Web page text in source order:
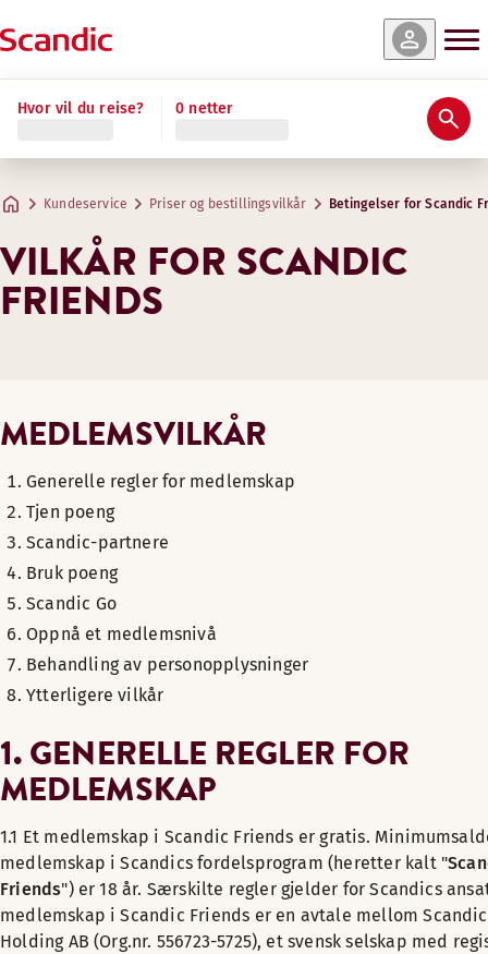
Hvor vil du reise? 0 netter
Kundeservice Priser og bestillingsvilkår Betingelser for Scandic
VILKÅR FOR SCANDIC
FRIENDS
MEDLEMSVILKÅR
Generelle regler for medlemskap
Tjen poeng
Scandic-partnere
Bruk poeng
Scandic Go
Oppnå et medlemsnivå
Behandling av personopplysninger
Ytterligere vilkår
1. GENERELLE REGLER FOR
MEDLEMSKAP
1.1 Et medlemskap i Scandic Friends er gratis.
medlemskap i Scandics fordelsprogram (heretter kalt "
Friends") er 18 år. Særskilte regler gjelder for Scandics
medlemskap i Scandic Friends er en avtale mellom
Holding AB (Org.nr. 556723-5725), et svensk selskap med